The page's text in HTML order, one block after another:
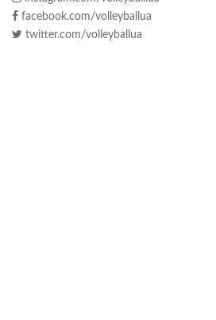
facebook.com/volleyballua
twitter.com/volleyballua